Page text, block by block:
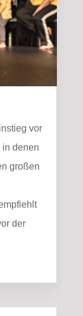
vor
in denen
großen
der